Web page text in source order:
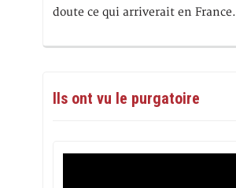
doute ce qui arriverait en France.
Ils ont vu le purgatoire